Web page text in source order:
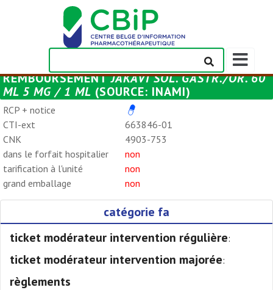
Afficher/
la
barre
REMBOURSEMENTJAKAVI SOL. GASTR./OR. 60
ML 5 MG / 1 ML (SOURCE: INAMI)
RCP + notice
CTI-ext
663846-01
CNK
4903-753
dans le forfait hospitalier
non
tarification à l'unité
non
grand emballage
non
catégorie fa
ticket modérateur intervention régulière:
ticket modérateur intervention majorée:
règlements